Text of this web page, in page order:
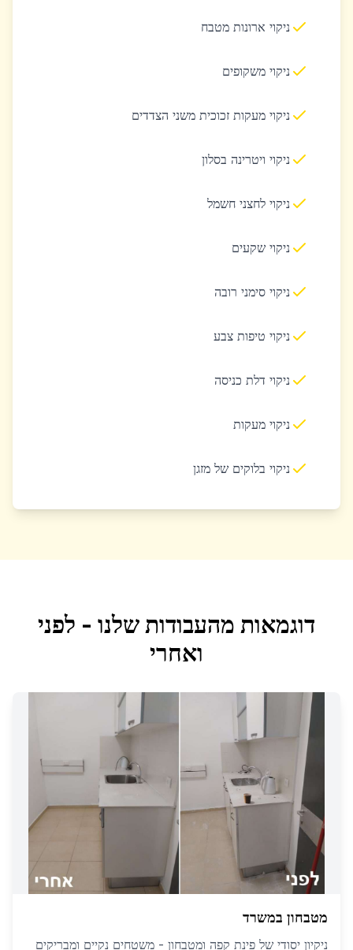
ניקוי ארונות מטבח
ניקוי משקופים
ניקוי מעקות זכוכית משני הצדדים
ניקוי ויטרינה בסלון
ניקוי לחצני חשמל
ניקוי שקעים
ניקוי סימני רובה
ניקוי טיפות צבע
ניקוי דלת כניסה
ניקוי מעקות
ניקוי בלוקים של מזגן
דוגמאות מהעבודות שלנו - לפני
ואחרי
מטבחון במשרד
ניקיון יסודי של פינת קפה ומטבחון - משטחים נקיים ומבריקים